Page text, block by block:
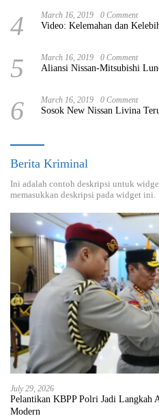
4 March 16, 2019 0 Comment
Video: Kelemahan dan
5 March 16, 2019 0 Comment
Aliansi Nissan-Mitsubishi
6 March 16, 2019 0 Comment
Sosok New Nissan Livina
Berita Kriminal
Ini adalah contoh deskripsi untuk
memasukkan deskripsi pada widget ini.
July 29, 2026
Pelantikan KBPP Polri Jadi Langkah
Modern